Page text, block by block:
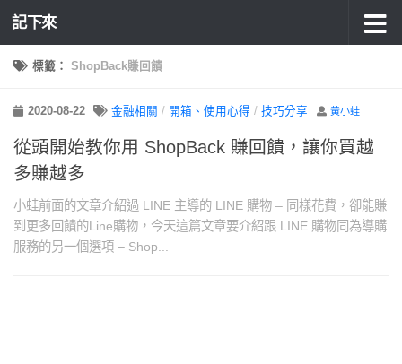
記下來
標籤： ShopBack賺回饋
2020-08-22 金融相關 / 開箱、使用心得 / 技巧分享 黃小蛙
從頭開始教你用 ShopBack 賺回饋，讓你買越
多賺越多
小蛙前面的文章介紹過 LINE 主導的 LINE 購物 – 同樣花費，卻能賺
到更多回饋的Line購物，今天這篇文章要介紹跟 LINE 購物同為導購
服務的另一個選項 – Shop...